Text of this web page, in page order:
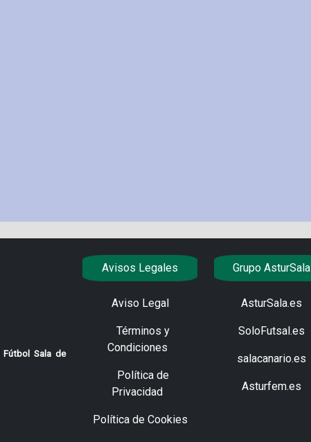
Sala de
Avisos Legales
Aviso Legal
Términos y
Condiciones
Política de
Privacidad
Política de Cookies
Grupo AsturSala
AsturSala.es
SoloFutsal.es
salacanario.es
Asturfem.es